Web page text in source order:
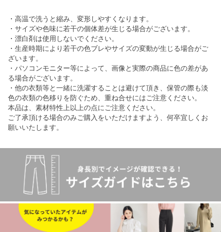
・高温で洗うと縮み、変形しやすくなります。
・サイズや色味に若干の個体差が生じる場合がございます。
・漂白剤は使用しないでください。
・生産時期により若干の色ブレやサイズの変動が生じる場合がご
ざいます。
・パソコンモニター等によって、画像と実際の商品に色の差があ
る場合がございます。
・他の衣類等と一緒に洗濯することは避けて頂き、保管の際も淡
色の衣類の色移りを防ぐため、重ね合せにはご注意ください。
本品は、素材特性上以上の点にご注意ください。
ご了承頂ける場合のみご購入をいただけますよう、何卒宜しくお
願いいたします。